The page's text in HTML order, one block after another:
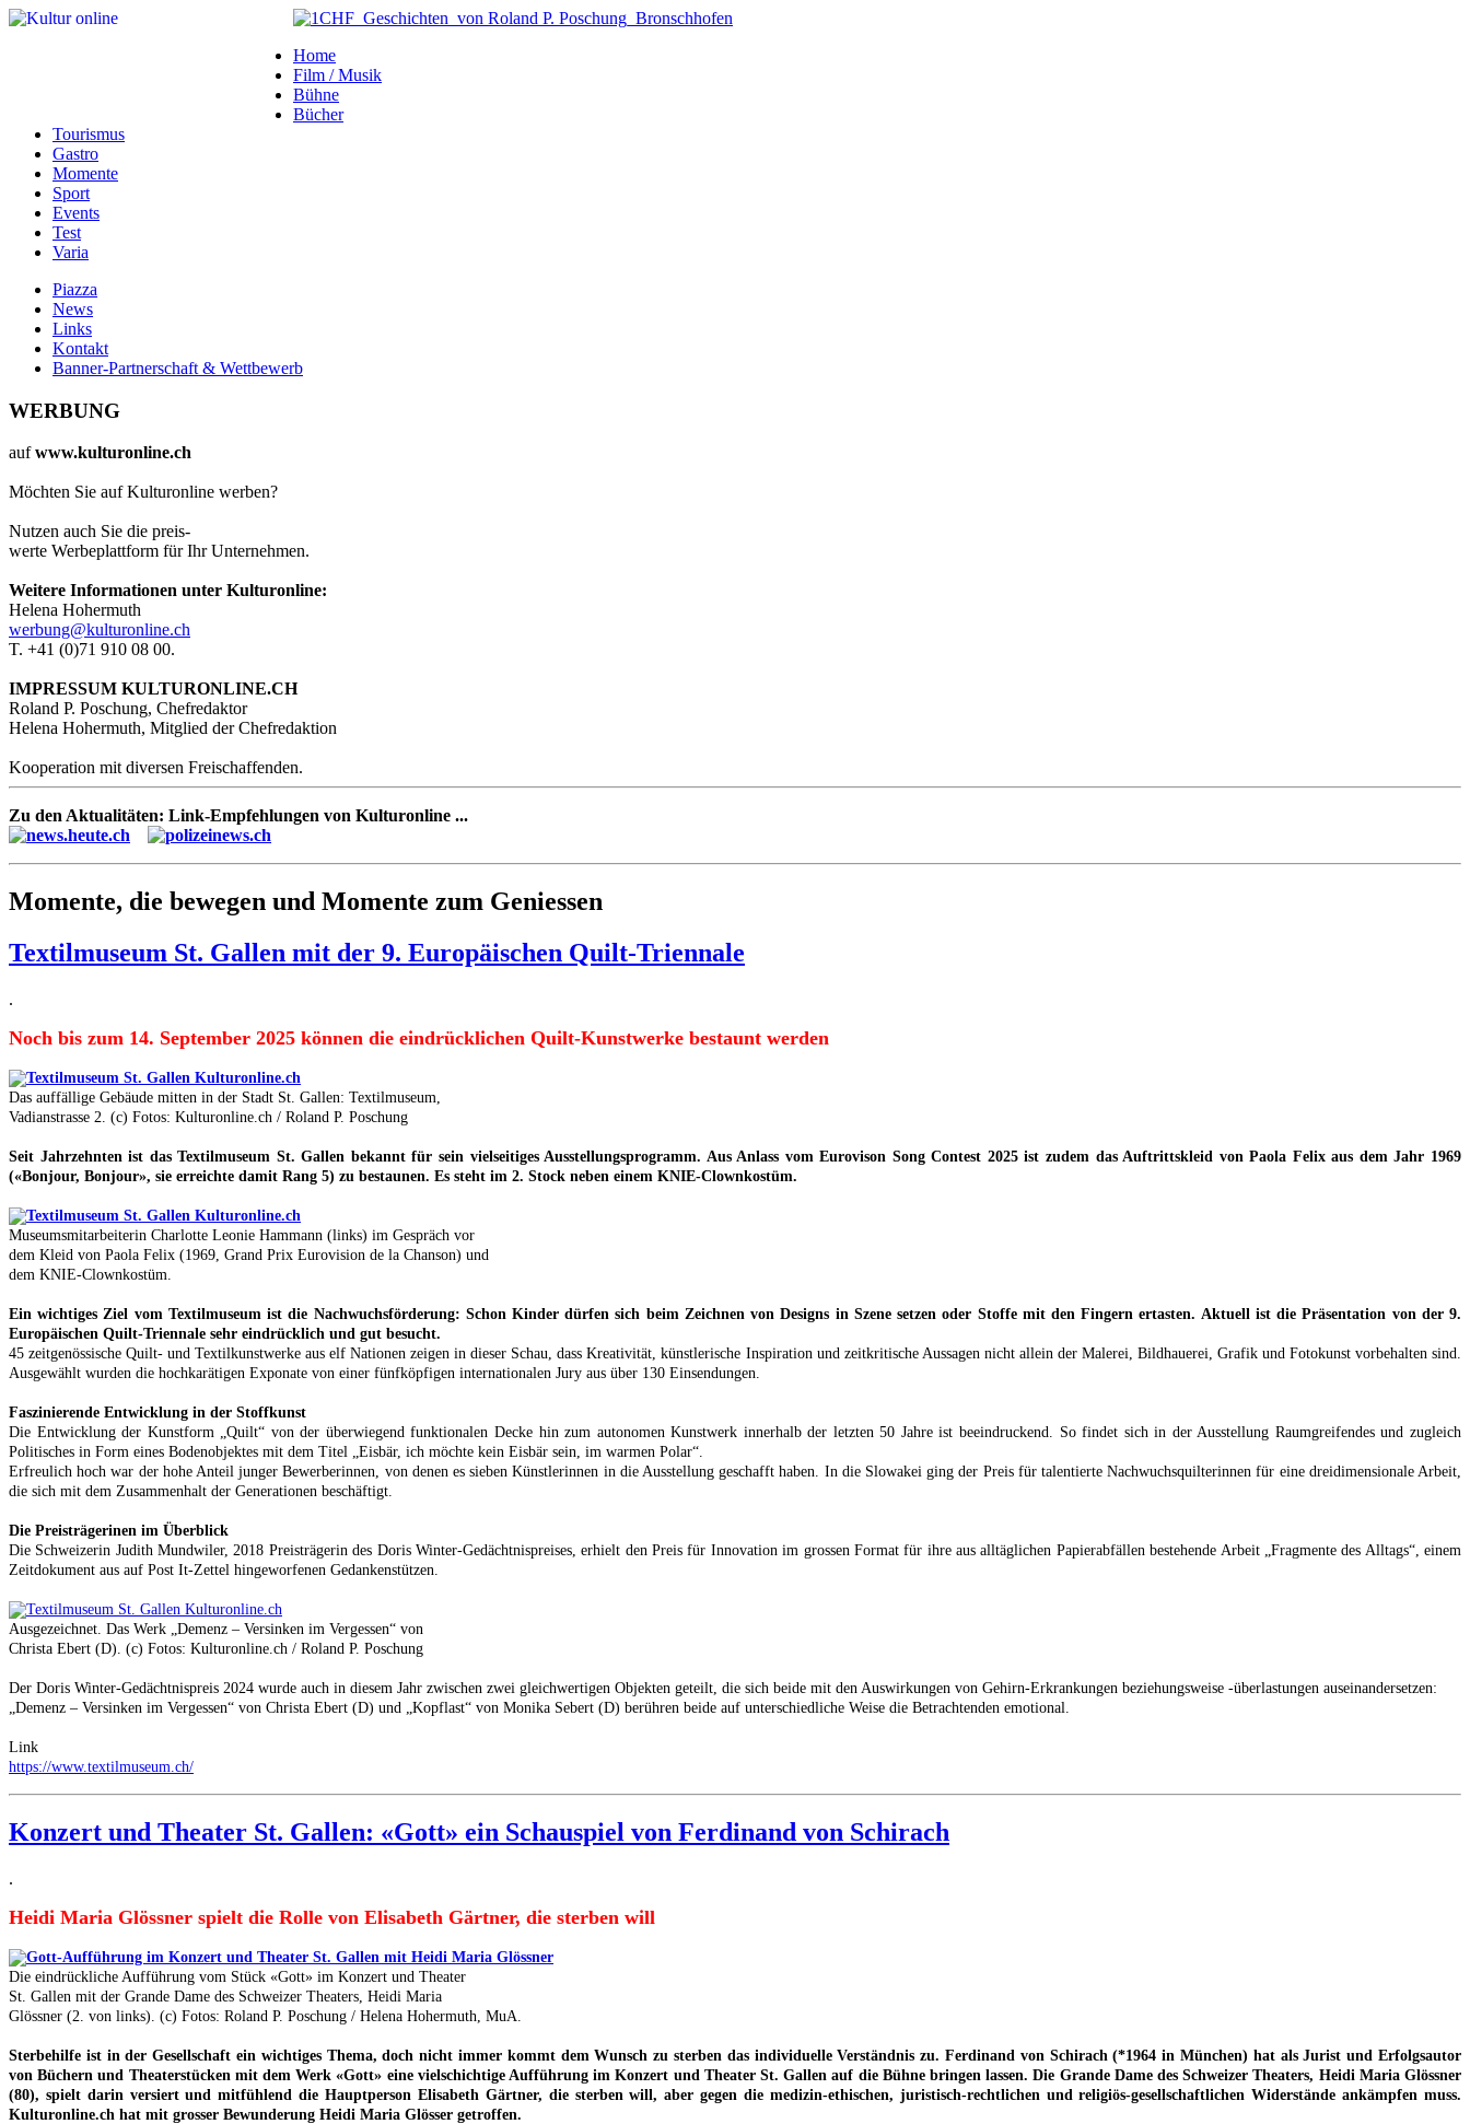
Home
Film / Musik
Bühne
Bücher
Tourismus
Gastro
Momente
Sport
Events
Test
Varia
Piazza
News
Links
Kontakt
Banner-Partnerschaft & Wettbewerb
WERBUNG
aufwww.kulturonline.ch
Möchten Sie auf Kulturonline werben?
Nutzen auch Sie die preis-
werte Werbeplattform für Ihr Unternehmen.
Weitere Informationen unter Kulturonline:
Helena Hohermuth
werbung@kulturonline.ch
T. +41 (0)71 910 08 00.
IMPRESSUM KULTURONLINE.CH
Roland P. Poschung, Chefredaktor
Helena Hohermuth, Mitglied der Chefredaktion
Kooperation mit diversen Freischaffenden.
Zu den Aktualitäten: Link-Empfehlungen von Kulturonline ...
Momente, die bewegen und Momente zum Geniessen
Textilmuseum St. Gallen mit der 9. Europäischen Quilt-Triennale
.
Noch bis zum 14. September 2025 können die eindrücklichen Quilt-Kunstwerke bestaunt werden
Das auffällige Gebäude mitten in der Stadt St. Gallen: Textilmuseum,
Vadianstrasse 2. (c) Fotos: Kulturonline.ch / Roland P. Poschung
Seit Jahrzehnten ist das Textilmuseum St. Gallen bekannt für sein vielseitiges Ausstellungsprogramm. Aus Anlass vom Eurovison Song Contest 2025 ist zudem das Auftrittskleid von Paola Felix aus dem Jahr 1969
(«Bonjour, Bonjour», sie erreichte damit Rang 5) zu bestaunen. Es steht im 2. Stock neben einem KNIE-Clownkostüm.
Museumsmitarbeiterin Charlotte Leonie Hammann (links) im Gespräch vor
dem Kleid von Paola Felix (1969, Grand Prix Eurovision de la Chanson) und
dem KNIE-Clownkostüm.
Ein wichtiges Ziel vom Textilmuseum ist die Nachwuchsförderung: Schon Kinder dürfen sich beim Zeichnen von Designs in Szene setzen oder Stoffe mit den Fingern ertasten. Aktuell ist die Präsentation von der 9.
Europäischen Quilt-Triennale sehr eindrücklich und gut besucht.
45 zeitgenössische Quilt- und Textilkunstwerke aus elf Nationen zeigen in dieser Schau, dass Kreativität, künstlerische Inspiration und zeitkritische Aussagen nicht allein der Malerei, Bildhauerei, Grafik und Fotokunst vorbehalten sind.
Ausgewählt wurden die hochkarätigen Exponate von einer fünfköpfigen internationalen Jury aus über 130 Einsendungen.
Faszinierende Entwicklung in der Stoffkunst
Die Entwicklung der Kunstform „Quilt“ von der überwiegend funktionalen Decke hin zum autonomen Kunstwerk innerhalb der letzten 50 Jahre ist beeindruckend. So findet sich in der Ausstellung Raumgreifendes und zugleich
Politisches in Form eines Bodenobjektes mit dem Titel „Eisbär, ich möchte kein Eisbär sein, im warmen Polar“.
Erfreulich hoch war der hohe Anteil junger Bewerberinnen, von denen es sieben Künstlerinnen in die Ausstellung geschafft haben. In die Slowakei ging der Preis für talentierte Nachwuchsquilterinnen für eine dreidimensionale Arbeit,
die sich mit dem Zusammenhalt der Generationen beschäftigt.
Die Preisträgerinen im Überblick
Die Schweizerin Judith Mundwiler, 2018 Preisträgerin des Doris Winter-Gedächtnispreises, erhielt den Preis für Innovation im grossen Format für ihre aus alltäglichen Papierabfällen bestehende Arbeit „Fragmente des Alltags“, einem
Zeitdokument aus auf Post It-Zettel hingeworfenen Gedankenstützen.
Ausgezeichnet. Das Werk „Demenz – Versinken im Vergessen“ von
Christa Ebert (D). (c) Fotos: Kulturonline.ch / Roland P. Poschung
Der Doris Winter-Gedächtnispreis 2024 wurde auch in diesem Jahr zwischen zwei gleichwertigen Objekten geteilt, die sich beide mit den Auswirkungen von Gehirn-Erkrankungen beziehungsweise -überlastungen auseinandersetzen:
„Demenz – Versinken im Vergessen“ von Christa Ebert (D) und „Kopflast“ von Monika Sebert (D) berühren beide auf unterschiedliche Weise die Betrachtenden emotional.
Link
https://www.textilmuseum.ch/
Konzert und Theater St. Gallen: «Gott» ein Schauspiel von Ferdinand von Schirach
.
Heidi Maria Glössner spielt die Rolle von Elisabeth Gärtner, die sterben will
Die eindrückliche Aufführung vom Stück «Gott» im Konzert und Theater
St. Gallen mit der Grande Dame des Schweizer Theaters, Heidi Maria
Glössner (2. von links). (c) Fotos: Roland P. Poschung / Helena Hohermuth, MuA.
Sterbehilfe ist in der Gesellschaft ein wichtiges Thema, doch nicht immer kommt dem Wunsch zu sterben das individuelle Verständnis zu. Ferdinand von Schirach (*1964 in München) hat als Jurist und Erfolgsautor
von Büchern und Theaterstücken mit dem Werk «Gott» eine vielschichtige Aufführung im Konzert und Theater St. Gallen auf die Bühne bringen lassen. Die Grande Dame des Schweizer Theaters, Heidi Maria Glössner
(80), spielt darin versiert und mitfühlend die Hauptperson Elisabeth Gärtner, die sterben will, aber gegen die medizin-ethischen, juristisch-rechtlichen und religiös-gesellschaftlichen Widerstände ankämpfen muss.
Kulturonline.ch hat mit grosser Bewunderung Heidi Maria Glösser getroffen.